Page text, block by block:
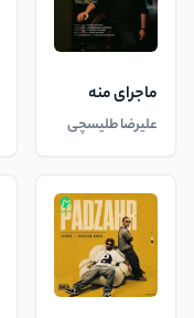
ماجرای منه
علیرضا طلیسچی